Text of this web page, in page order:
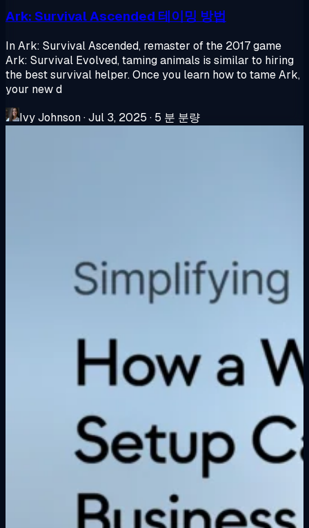
Ark: Survival Ascended 테이밍 방법
In Ark: Survival Ascended, remaster of the 2017 game
Ark: Survival Evolved, taming animals is similar to hiring
the best survival helper. Once you learn how to tame Ark,
your new d
Ivy Johnson·Jul 3, 2025 · 5 분 분량